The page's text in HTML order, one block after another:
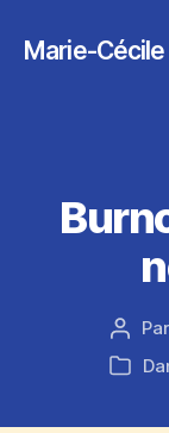
Marie-
de
l’article
Par